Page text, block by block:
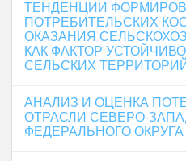
ТЕНДЕНЦИИ
ПОТРЕБИТЕЛЬСКИХ
ОКАЗАНИЯ
КАК ФАКТОР
СЕЛЬСКИХ ТЕРРИТОРИЙ
АНАЛИЗ И ОЦЕНКА
ОТРАСЛИ СЕВЕРО-
ФЕДЕРАЛЬНОГО ОКРУГА